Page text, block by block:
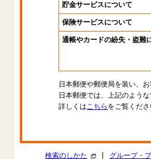
貯金サービスについて
保険サービスについて
通帳やカードの紛失・盗難
日本郵便や郵便局を装い、
日本郵便では、上記のよう
詳しくはこちら をご覧くださ
検索のしかた グループ・